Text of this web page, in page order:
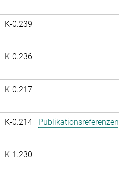
K-0.239
K-0.236
K-0.217
K-0.214 Publikationsreferenzen
K-1.230